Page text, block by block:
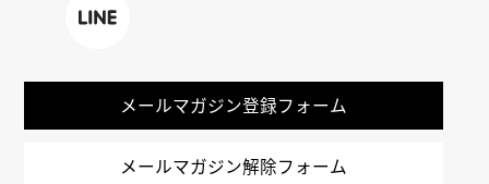
メールマガジン登録フォーム
メールマガジン解除フォーム